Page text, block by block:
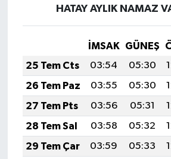
HATAY AYLIK NAMAZ
İMSAK GÜNEŞ
25 Tem Cts
03:54 05:30
26 Tem Paz
03:55 05:30
27 Tem Pts
03:56 05:31
28 Tem Sal
03:58 05:32
29 Tem Çar
03:59 05:33